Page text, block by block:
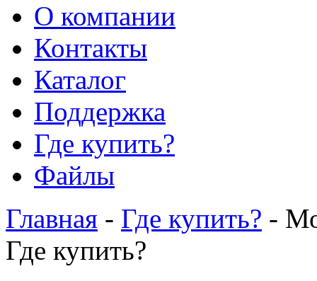
О компании
Контакты
Каталог
Поддержка
Где купить?
Файлы
Главная - Где купить? -
Где купить?